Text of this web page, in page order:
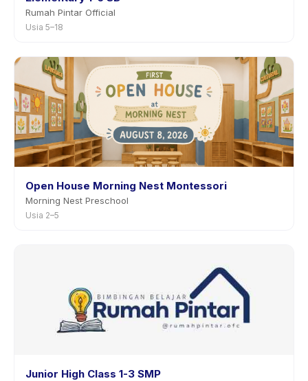
Rumah Pintar Official
Usia 5–18
Open House Morning Nest Montessori
Morning Nest Preschool
Usia 2–5
Junior High Class 1-3 SMP